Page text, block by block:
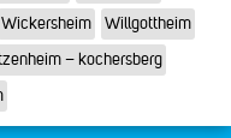
Wickersheim
Willgottheim
– kochersberg